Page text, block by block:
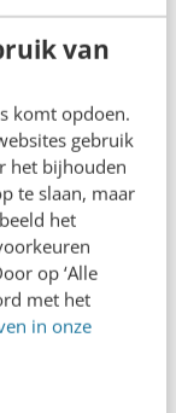
van
komt opdoen.
gebruik
het bijhouden
te slaan, maar
het
op ‘Alle
met het
in onze
één hele
, is
twee en een
answers
minder vaak
De data